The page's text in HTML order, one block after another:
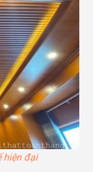
hiện đại